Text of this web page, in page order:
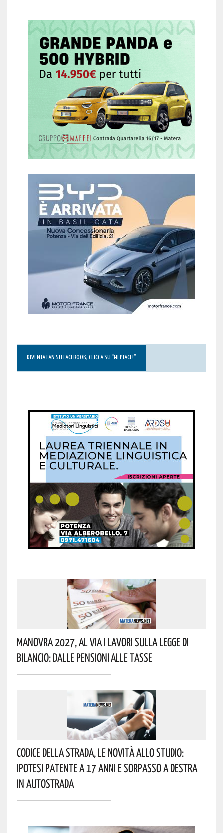
DIVENTA FAN SU FACEBOOK, CLICCA SU “MI PIACE!”
Manovra 2027, Al Via I Lavori Sulla Legge Di
Bilancio: Dalle Pensioni Alle Tasse
Codice Della Strada, Le Novità Allo Studio:
Ipotesi Patente A 17 Anni E Sorpasso A Destra
In Autostrada